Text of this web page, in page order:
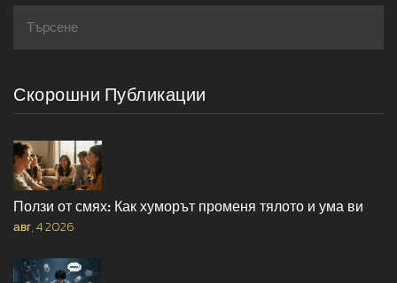
Скорошни Публикации
Ползи от смях: Как хуморът променя тялото и ума ви
авг, 4 2026